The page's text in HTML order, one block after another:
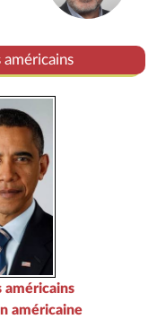
américains
américains
américaine